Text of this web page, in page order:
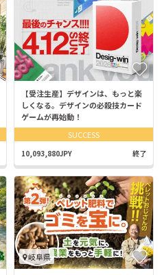
【受注生産】デザインは、もっと楽
しくなる。デザインの必殺技カード
ゲームが再始動！
SUCCESS
10,093,880JPY 終了
岐阜県